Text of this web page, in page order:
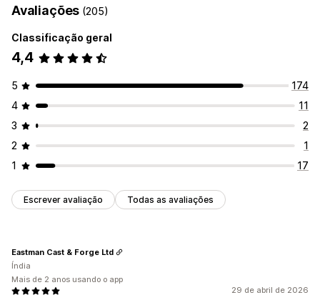
Avaliações (205)
Classificação geral
4,4
5
174
4
11
3
2
2
1
1
17
Escrever avaliação Todas as avaliações
29 de abril de 2026
Eastman Cast & Forge Ltd
Índia
Mais de 2 anos usando o app